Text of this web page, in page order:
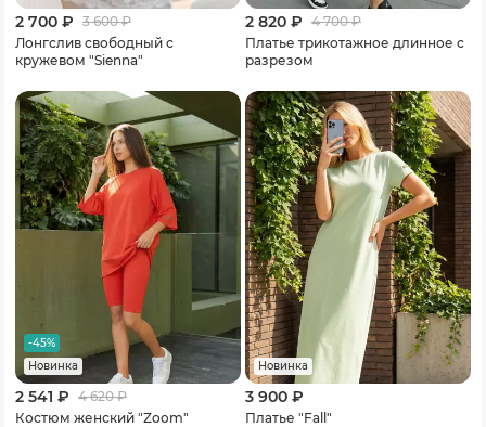
2 700 ₽ 3 600₽
Лонгслив свободный с
кружевом "Sienna"
2 820 ₽ 4 700₽
Платье трикотажное длинное с
разрезом
-45%
Новинка
2 541 ₽ 4 620₽
Костюм женский "Zoom"
Новинка
3 900 ₽
Платье "Fall"